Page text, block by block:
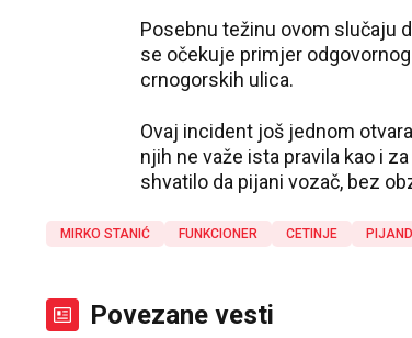
Posebnu težinu ovom slučaju
se očekuje primjer
crnogorskih ulica.
Ovaj incident još jednom
njih ne važe ista pravila kao i
shvatilo da pijani vozač, bez
MIRKO STANIĆ FUNKCIONER CETINJE
Povezane vesti